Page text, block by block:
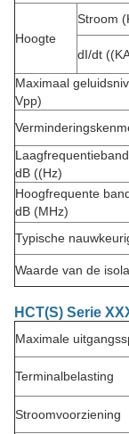
Hoogte
Stroom
dI/dt
Maximaal
Vpp)
dB ((Hz)
Hoogfrequente
dB (MHz)
Typische
Waarde van de
HCT(S) Serie
Maximale
Terminalbelasting
Stroomvoorziening